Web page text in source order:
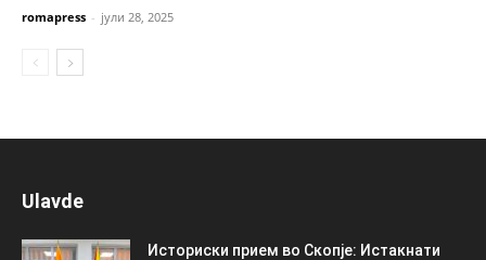
romapress - јули 28, 2025
Ulavde
Историски прием во Скопје: Истакнати